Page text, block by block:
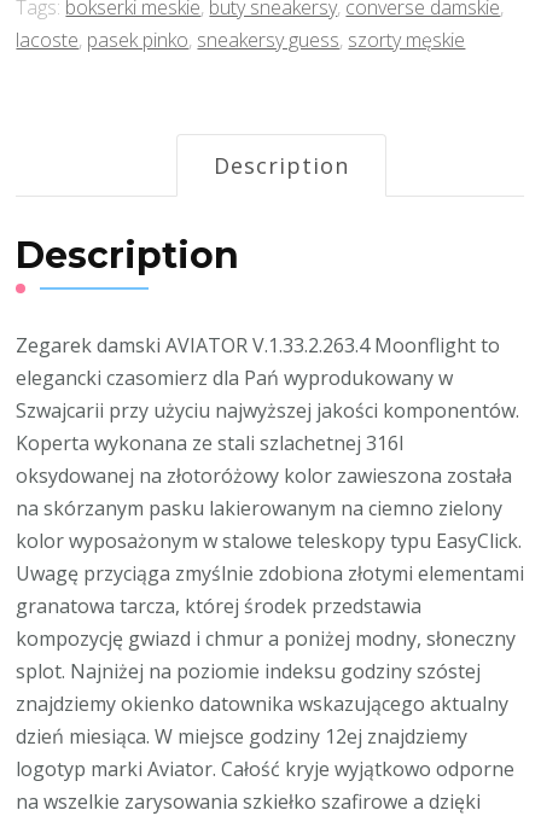
Tags: bokserki meskie, buty sneakersy, converse damskie,
lacoste, pasek pinko, sneakersy guess, szorty męskie
Description
Description
Zegarek damski AVIATOR V.1.33.2.263.4 Moonflight to
elegancki czasomierz dla Pań wyprodukowany w
Szwajcarii przy użyciu najwyższej jakości komponentów.
Koperta wykonana ze stali szlachetnej 316l
oksydowanej na złotoróżowy kolor zawieszona została
na skórzanym pasku lakierowanym na ciemno zielony
kolor wyposażonym w stalowe teleskopy typu EasyClick.
Uwagę przyciąga zmyślnie zdobiona złotymi elementami
granatowa tarcza, której środek przedstawia
kompozycję gwiazd i chmur a poniżej modny, słoneczny
splot. Najniżej na poziomie indeksu godziny szóstej
znajdziemy okienko datownika wskazującego aktualny
dzień miesiąca. W miejsce godziny 12ej znajdziemy
logotyp marki Aviator. Całość kryje wyjątkowo odporne
na wszelkie zarysowania szkiełko szafirowe a dzięki